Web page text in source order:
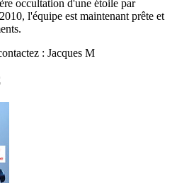
occultation d'une étoile par
l'équipe est maintenant prête et
: Jacques M